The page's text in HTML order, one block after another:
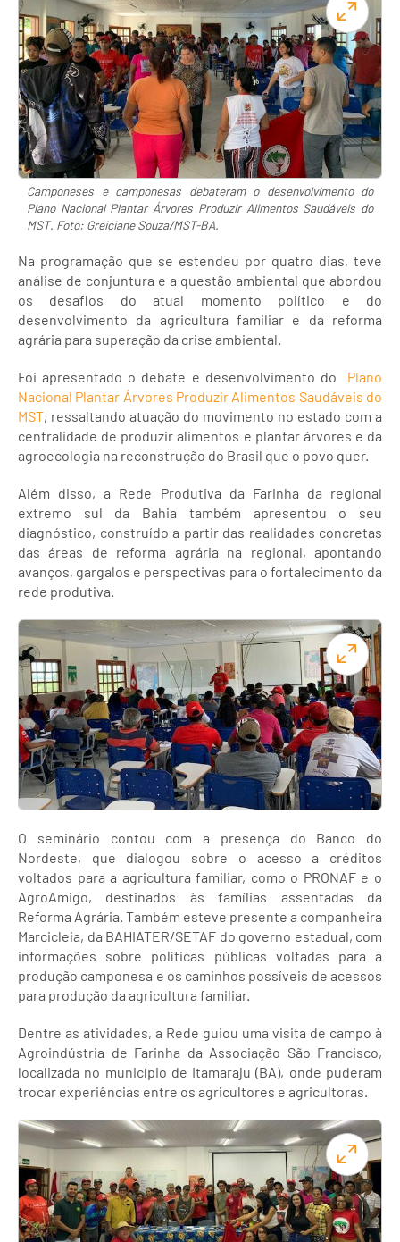
Camponeses e camponesas debateram o desenvolvimento do
Plano Nacional Plantar Árvores Produzir Alimentos Saudáveis do
MST. Foto: Greiciane Souza/MST-BA.
Na programação que se estendeu por quatro dias, teve
análise de conjuntura e a questão ambiental que abordou
os desafios do atual momento político e do
desenvolvimento da agricultura familiar e da reforma
agrária para superação da crise ambiental.
Foi apresentado o debate e desenvolvimento do Plano
Nacional Plantar Árvores Produzir Alimentos Saudáveis do
MST, ressaltando atuação do movimento no estado com a
centralidade de produzir alimentos e plantar árvores e da
agroecologia na reconstrução do Brasil que o povo quer.
Além disso, a Rede Produtiva da Farinha da regional
extremo sul da Bahia também apresentou o seu
diagnóstico, construído a partir das realidades concretas
das áreas de reforma agrária na regional, apontando
avanços, gargalos e perspectivas para o fortalecimento da
rede produtiva.
O seminário contou com a presença do Banco do
Nordeste, que dialogou sobre o acesso a créditos
voltados para a agricultura familiar, como o PRONAF e o
AgroAmigo, destinados às famílias assentadas da
Reforma Agrária. Também esteve presente a companheira
Marcicleia, da BAHIATER/SETAF do governo estadual, com
informações sobre políticas públicas voltadas para a
produção camponesa e os caminhos possíveis de acessos
para produção da agricultura familiar.
Dentre as atividades, a Rede guiou uma visita de campo à
Agroindústria de Farinha da Associação São Francisco,
localizada no município de Itamaraju (BA), onde puderam
trocar experiências entre os agricultores e agricultoras.